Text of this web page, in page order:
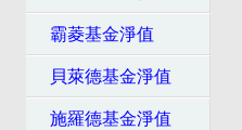
霸菱基金淨值
貝萊德基金淨值
施羅德基金淨值